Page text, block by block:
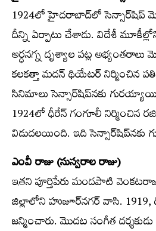
1924లో హైదరాబాద్‌లో సెన్సార్‌షిప్
దీన్ని ఏర్పాటు చేశాడు. విదేశీ
అర్ధనగ్న దృశ్యాల పట్ల
కలకత్తా మదన్ థియేటర్ నిర్మించిన
సినిమాలు సెన్సార్‌షిప్‌నకు
1924లో ధీరేన్ గంగూలీ
విడుదలయింది. ఇది సెన్సార్‌షిప్‌నకు
ఎంవీ రాజు (సుస్వరాల రాజు)
ఇతని పూర్తిపేరు మందపాటి
జిల్లాలోని హుజూర్‌నగర్ వాసి. 1919,
జన్మించారు. మొదట సంగీత దర్శకుడు